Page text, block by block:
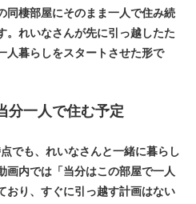
同棲部屋にそのまま一人で住み続
。れいなさんが先に引っ越したた
人暮らしをスタートさせた形で
分一人で住む予定
でも、れいなさんと一緒に暮らし
画内では「当分はこの部屋で一人
おり、すぐに引っ越す計画はない